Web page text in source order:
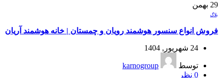
29 بهمن
بلاگ
فروش انواع سنسور هوشمند رویان و چمستان | خانه هوشمند آریان
24 شهریور, 1404
توسط
karnogroup
0 نظر